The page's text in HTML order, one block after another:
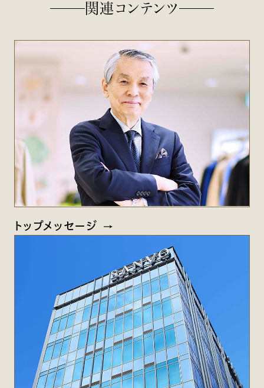
関連コンテンツ
トップメッセージ